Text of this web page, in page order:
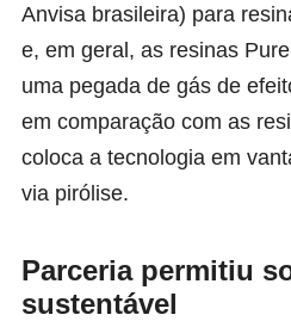
Anvisa brasileira) para
e, em geral, as resinas
uma pegada de gás de
em comparação com as
coloca a tecnologia em
via pirólise.
Parceria permitiu
sustentável